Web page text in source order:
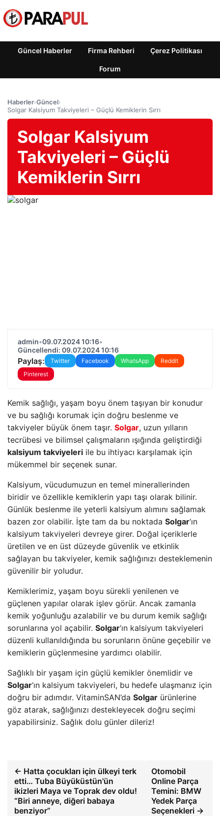
Güncel Haberler Firma Rehberi Çerez Politikası
Forum
Haberler›Güncel›
Solgar Kalsiyum Takviyeleri – Güçlü Kemiklerin Sırrı
Solgar Kalsiyum
Takviyeleri – Güçlü
Kemiklerin Sırrı
admin•09.07.2024 10:16•
Güncellendi: 09.07.2024 10:16
Paylaş: Twitter Facebook WhatsApp
Reddit
Pinterest
Kemik sağlığı, yaşam boyu önem taşıyan bir konudur
ve bu sağlığı korumak için doğru beslenme ve
takviyeler büyük önem taşır. Solgar, uzun yılların
tecrübesi ve bilimsel çalışmaların ışığında geliştirdiği
kalsiyum takviyeleri ile bu ihtiyacı karşılamak için
mükemmel bir seçenek sunar.
Kalsiyum, vücudumuzun en temel minerallerinden
biridir ve özellikle kemiklerin yapı taşı olarak bilinir.
Günlük beslenme ile yeterli kalsiyum alımını sağlamak
bazen zor olabilir. İşte tam da bu noktada Solgar‘ın
kalsiyum takviyeleri devreye girer. Doğal içeriklerle
üretilen ve en üst düzeyde güvenlik ve etkinlik
sağlayan bu takviyeler, kemik sağlığınızı desteklemenin
güvenilir bir yoludur.
Kemiklerimiz, yaşam boyu sürekli yenilenen ve
güçlenen yapılar olarak işlev görür. Ancak zamanla
kemik yoğunluğu azalabilir ve bu durum kemik sağlığı
sorunlarına yol açabilir. Solgar‘ın kalsiyum takviyeleri
düzenli kullanıldığında bu sorunların önüne geçebilir ve
kemiklerin güçlenmesine yardımcı olabilir.
Sağlıklı bir yaşam için güçlü kemikler önemlidir ve
Solgar‘ın kalsiyum takviyeleri, bu hedefe ulaşmanız için
doğru bir adımdır. VitaminSAN’da Solgar ürünlerine
göz atarak, sağlığınızı destekleyecek doğru seçimi
yapabilirsiniz. Sağlık dolu günler dileriz!
← Hatta çocukları için ülkeyi terk
etti… Tuba Büyüküstün'ün
ikizleri Maya ve Toprak dev oldu!
“Biri anneye, diğeri babaya
benziyor”
Otomobil
Online Parça
Temini: BMW
Yedek Parça
Seçenekleri →